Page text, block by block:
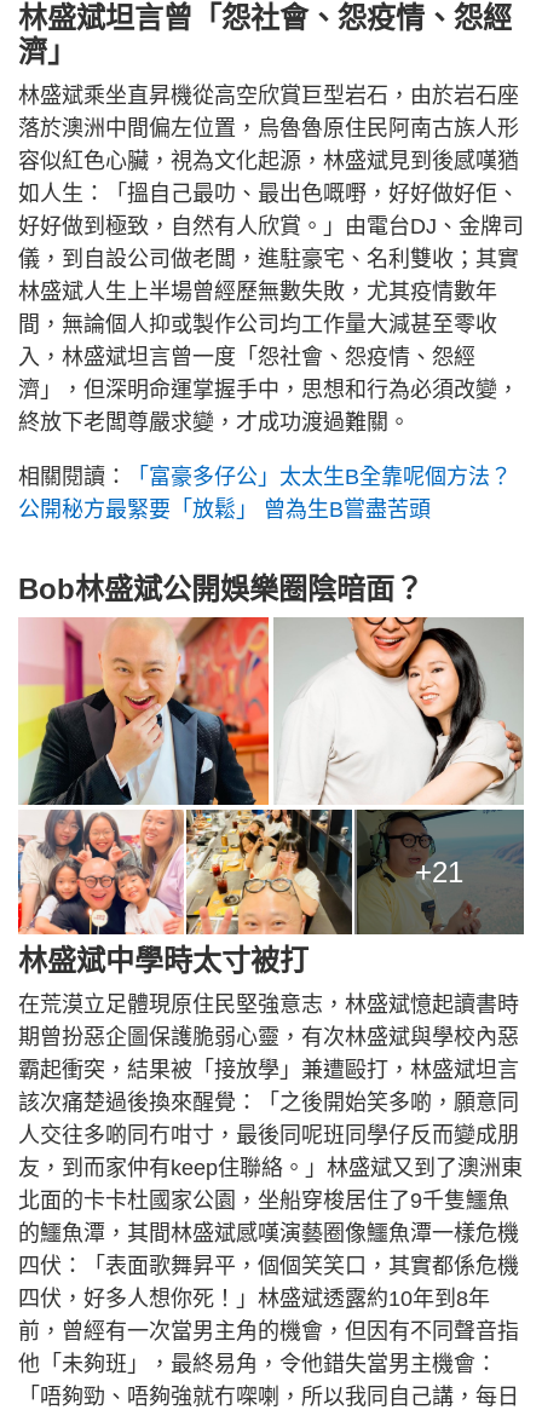
林盛斌坦言曾「怨社會、怨疫情、怨經
濟」
林盛斌乘坐直昇機從高空欣賞巨型岩石，由於岩石座
落於澳洲中間偏左位置，烏魯魯原住民阿南古族人形
容似紅色心臟，視為文化起源，林盛斌見到後感嘆猶
如人生：「搵自己最叻、最出色嘅嘢，好好做好佢、
好好做到極致，自然有人欣賞。」由電台DJ、金牌司
儀，到自設公司做老闆，進駐豪宅、名利雙收；其實
林盛斌人生上半場曾經歷無數失敗，尤其疫情數年
間，無論個人抑或製作公司均工作量大減甚至零收
入，林盛斌坦言曾一度「怨社會、怨疫情、怨經
濟」，但深明命運掌握手中，思想和行為必須改變，
終放下老闆尊嚴求變，才成功渡過難關。
相關閱讀：
「富豪多仔公」太太生B全靠呢個方法？
公開秘方最緊要「放鬆」 曾為生B嘗盡苦頭
Bob林盛斌公開娛樂圈陰暗面？
+21
林盛斌中學時太寸被打
在荒漠立足體現原住民堅強意志，林盛斌憶起讀書時
期曾扮惡企圖保護脆弱心靈，有次林盛斌與學校內惡
霸起衝突，結果被「接放學」兼遭毆打，林盛斌坦言
該次痛楚過後換來醒覺：「之後開始笑多啲，願意同
人交往多啲同冇咁寸，最後同呢班同學仔反而變成朋
友，到而家仲有keep住聯絡。」林盛斌又到了澳洲東
北面的卡卡杜國家公園，坐船穿梭居住了9千隻鱷魚
的鱷魚潭，其間林盛斌感嘆演藝圈像鱷魚潭一樣危機
四伏：「表面歌舞昇平，個個笑笑口，其實都係危機
四伏，好多人想你死！」林盛斌透露約10年到8年
前，曾經有一次當男主角的機會，但因有不同聲音指
他「未夠班」，最終易角，令他錯失當男主機會：
「唔夠勁、唔夠強就冇㗎喇，所以我同自己講，每日